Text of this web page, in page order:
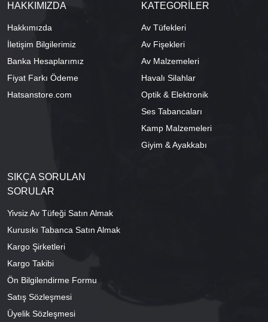
HAKKIMIZDA
Hakkımızda
İletişim Bilgilerimiz
Banka Hesaplarımız
Fiyat Farkı Ödeme
Hatsanstore.com
KATEGORİLER
Av Tüfekleri
Av Fişekleri
Av Malzemeleri
Havalı Silahlar
Optik & Elektronik
Ses Tabancaları
Kamp Malzemeleri
Giyim & Ayakkabı
SIKÇA SORULAN
SORULAR
Yivsiz Av Tüfeği Satın Almak
Kurusıkı Tabanca Satın Almak
Kargo Şirketleri
Kargo Takibi
Ön Bilgilendirme Formu
Satış Sözleşmesi
Üyelik Sözleşmesi